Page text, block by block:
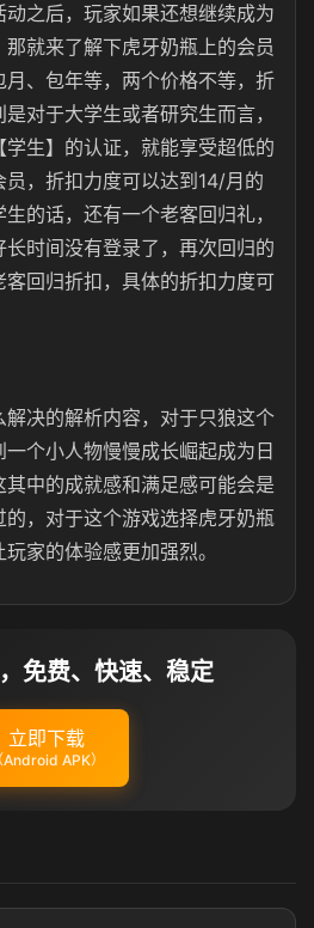
之后，玩家如果还想继续成为
就来了解下虎牙奶瓶上的会员
、包年等，两个价格不等，折
对于大学生或者研究生而言，
生】的认证，就能享受超低的
，折扣力度可以达到14/月的
的话，还有一个老客回归礼，
时间没有登录了，再次回归的
回归折扣，具体的折扣力度可
决的解析内容，对于只狼这个
个小人物慢慢成长崛起成为日
中的成就感和满足感可能会是
，对于这个游戏选择虎牙奶瓶
家的体验感更加强烈。
免费、快速、稳定
立即下载
Android APK）